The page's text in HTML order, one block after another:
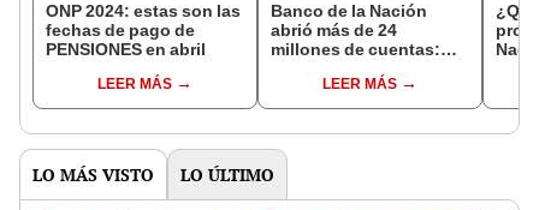
ONP 2024: estas son las
fechas de pago de
PENSIONES en abril
LEER MÁS
Banco de la Nación
abrió más de 24
millones de cuentas:
uno de ellos
LEER MÁS
LO MÁS VISTO LO ÚLTIMO